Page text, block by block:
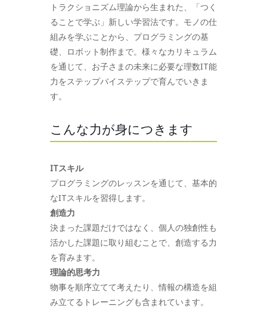
トラクショニズム理論から生まれた、「つく
ることで学ぶ」新しい学習法です。モノの仕
組みを学ぶことから、プログラミングの基
礎、ロボット制作まで。様々なカリキュラム
を通じて、お子さまの未来に必要な理数IT能
力をステップバイステップで育んでいきま
す。
こんな力が身につきます
ITスキル
プログラミングのレッスンを通じて、基本的
なITスキルを習得します。
創造力
決まった課題だけではなく、個人の独創性も
活かした課題に取り組むことで、創造する力
を育みます。
理論的思考力
物事を順序立てて考えたり、情報の構造を組
み立てるトレーニングも含まれています。